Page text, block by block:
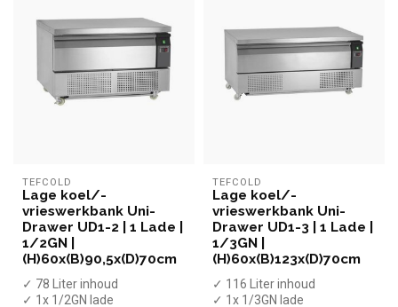
TEFCOLD
Lage koel/-
vrieswerkbank Uni-
Drawer UD1-2 | 1 Lade |
1/2GN |
(H)60x(B)90,5x(D)70cm
✓ 78 Liter inhoud
✓ 1x 1/2GN lade
TEFCOLD
Lage koel/-
vrieswerkbank Uni-
Drawer UD1-3 | 1 Lade |
1/3GN |
(H)60x(B)123x(D)70cm
✓ 116 Liter inhoud
✓ 1x 1/3GN lade